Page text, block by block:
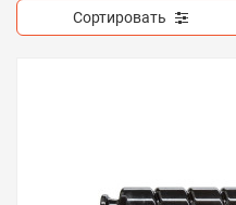
Сортировать